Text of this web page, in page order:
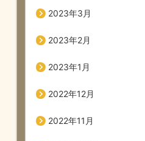
2023年3月
2023年2月
2023年1月
2022年12月
2022年11月